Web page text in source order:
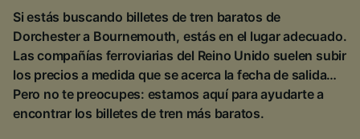
Si estás buscando billetes de tren baratos de
Dorchester a Bournemouth, estás en el lugar adecuado.
Las compañías ferroviarias del Reino Unido suelen subir
los precios a medida que se acerca la fecha de salida…
Pero no te preocupes: estamos aquí para ayudarte a
encontrar los billetes de tren más baratos.